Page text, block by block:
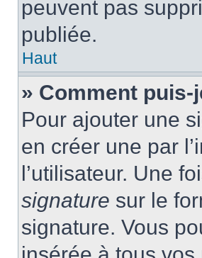
peuvent pas
publiée.
Haut
» Comment
Pour ajouter une
en créer une par
l’utilisateur. Une
signature sur le
signature. Vous